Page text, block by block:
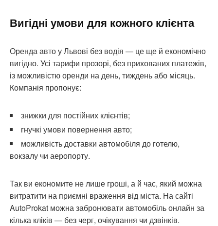
Вигідні умови для кожного клієнта
Оренда авто у Львові без водія — це ще й економічно
вигідно. Усі тарифи прозорі, без прихованих платежів,
із можливістю оренди на день, тиждень або місяць.
Компанія пропонує:
знижки для постійних клієнтів;
гнучкі умови повернення авто;
можливість доставки автомобіля до готелю,
вокзалу чи аеропорту.
Так ви економите не лише гроші, а й час, який можна
витратити на приємні враження від міста. На сайті
AutoProkat можна забронювати автомобіль онлайн за
кілька кліків — без черг, очікування чи дзвінків.